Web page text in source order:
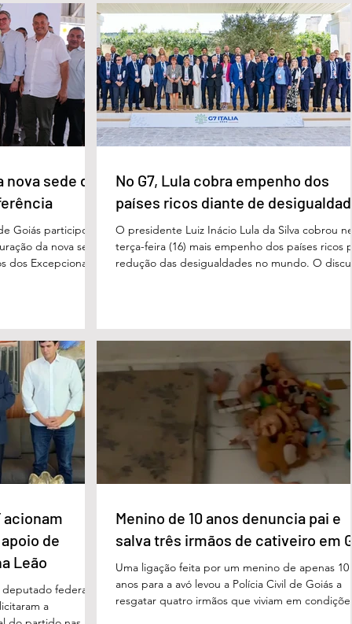
das futuras
municipal
destacou que o
aos
um
condição de fragilidade física. De acordo com o
processo, Cléria foi morta com um único golpe
faca no pescoço, enquanto estava no quarto
repousando, desferido pelo
sede da
Goiás participou,
da nova sede
dos Excepcionais,
inclusão, educação
às
estrutura foi
dese
No G7, Lula cobra empenho dos
países ricos diante de
O presidente Luiz Inácio Lula da Silva cobrou
terça-feira (16) mais empenho dos países ricos
redução das desigualdades no mundo. O
entre países ricos e pobres tem aumentado.
desafios se multiplicam, mas a solidariedade
internacional encolhe. A distância que separa a
prosperidade de Évian da realidade
acionam
de
Leão
federal
a
Menino de 10 anos denuncia pai e
salva três irmãos de cativeiro em
Uma ligação feita por um menino de apenas 10
anos para a avó levou a Polícia Civil de Goiás a
resgatar quatro irmãos que viviam em